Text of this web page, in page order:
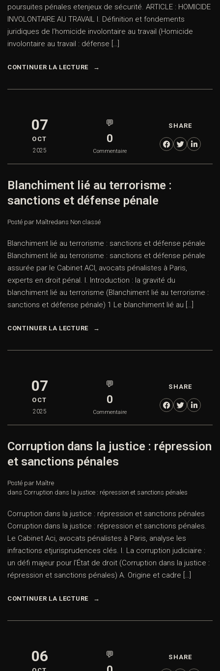
poursuites pénales etenjeux de sécurité. ARTICLE : HOMICIDE
INVOLONTAIRE AU TRAVAIL I. Définition et fondements
juridiques de l’homicide involontaire au travail (Homicide
involontaire au travail : défense […]
CONTINUER LA LECTURE
07
OCT
2025
💬
0
Commentaire
SHARE
Blanchiment lié au terrorisme :
sanctions et défense pénale
Posté par Maîtredans Non classé
Blanchiment lié au terrorisme : sanctions et défense pénale
Blanchiment lié au terrorisme : sanctions et défense pénale
assurée par le Cabinet ACI, avocats pénalistes à Paris,
experts en droit pénal. I. Introduction : la gravité du
blanchiment lié au terrorisme (Blanchiment lié au terrorisme :
sanctions et défense pénale) 1 Le blanchiment lié au […]
CONTINUER LA LECTURE
07
OCT
2025
💬
0
Commentaire
SHARE
Corruption dans la justice : répression
et sanctions pénales
Posté par Maître
dans Corruption dans la justice : répression et sanctions pénales
Corruption dans la justice : répression et sanctions pénales
Corruption dans la justice : répression et sanctions pénales.
Le Cabinet Aci, avocats pénalistes à Paris, analyse les
infractions etjurisprudences clés. I. La corruption judiciaire :
un défi majeur pour l’État de droit (Corruption dans la justice :
répression et sanctions pénales) A. Origine et cadre […]
CONTINUER LA LECTURE
06 💬 SHARE